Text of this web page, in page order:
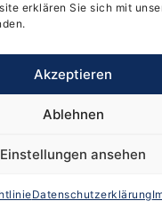
erklären Sie sich mit
Akzeptieren
Ablehnen
Einstellungen ansehen
Datenschutzerklärung